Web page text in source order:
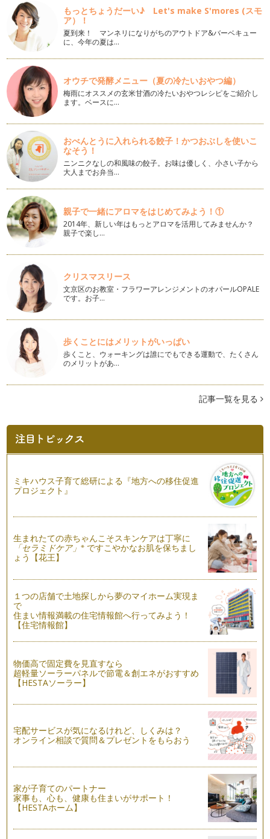
好きですよね！ …
【スティックパンレシピ04】むちむちフォカッチャ
スティックフォカッチャ、いかがでしょうか？ いろいろ好き
なものをトッピングして、カ…
【スティックパンレシピ03】パパも喜ぶ？カレーオニオン
夏といえばやっぱりカレーですね！ 食欲がおちるこの時期、
カレーがおいしい…
【スティックパンレシピ02】ノリチーズスティック
海苔とチーズの組み合わせ、「え？？おいしいの？」と思われ
るかもしれません。 レッス…
【スティックパンレシピ01】ミルクスティック
昨年1年間かけて、おうちパン作りのコツとレシピをお伝えし
てきました。 5月より1年…
もっとちょうだーい♪ Let's make S'mores (スモ
ア）！
夏到来！ マンネリになりがちのアウトドア&バーベキュー
に、今年の夏は…
オウチで発酵メニュー（夏の冷たいおやつ編）
梅雨にオススメの玄米甘酒の冷たいおやつレシピをご紹介し
ます。ベースに…
おべんとうに入れられる餃子！かつおぶしを使いこ
なそう！
ニンニクなしの和風味の餃子。お味は優しく、小さい子から
大人までお弁当…
親子で一緒にアロマをはじめてみよう！①
2014年、新しい年はもっとアロマを活用してみませんか？
親子で楽し…
クリスマスリース
文京区のお教室・フラワーアレンジメントのオパールOPALE
です。お子…
歩くことにはメリットがいっぱい
歩くこと、ウォーキングは誰にでもできる運動で、たくさん
のメリットがあ…
記事一覧を見る
ミキハウス子育て総研による『地方への移住促進
プロジェクト』
生まれたての赤ちゃんこそスキンケアは丁寧に
「セラミドケア」※ ですこやかなお肌を保ちまし
ょう【花王】
１つの店舗で土地探しから夢のマイホーム実現ま
で
住まい情報満載の住宅情報館へ行ってみよう！
【住宅情報館】
物価高で固定費を見直すなら
超軽量ソーラーパネルで節電＆創エネがおすすめ
【HESTAソーラー】
宅配サービスが気になるけれど、しくみは？
オンライン相談で質問＆プレゼントをもらおう
家が子育てのパートナー
家事も、心も、健康も住まいがサポート！
【HESTAホーム】